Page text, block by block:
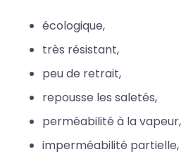
écologique,
très résistant,
peu de retrait,
repousse les saletés,
perméabilité à la vapeur,
imperméabilité partielle,